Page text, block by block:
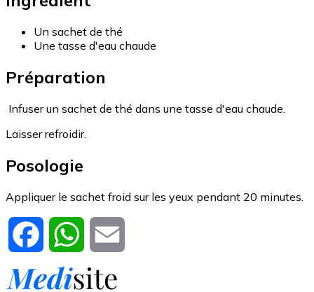
Un sachet de thé
Une tasse d'eau chaude
Préparation
Infuser un sachet de thé dans une tasse d'eau chaude.
Laisser refroidir.
Posologie
Appliquer le sachet froid sur les yeux pendant 20 minutes.
Facebook WhatsApp